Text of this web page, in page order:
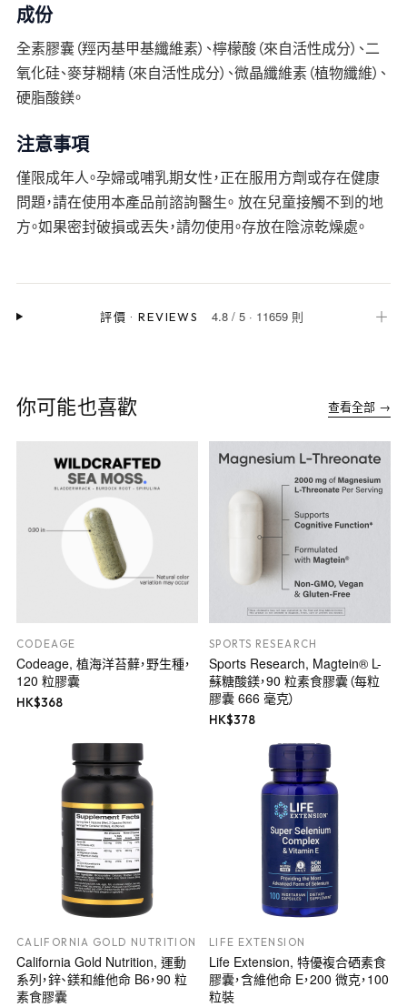
成份
全素膠囊（羥丙基甲基纖維素）、檸檬酸（來自活性成分）、二
氧化硅、麥芽糊精（來自活性成分）、微晶纖維素（植物纖維）、
硬脂酸鎂。
注意事項
僅限成年人。孕婦或哺乳期女性，正在服用方劑或存在健康
問題，請在使用本產品前諮詢醫生。 放在兒童接觸不到的地
方。如果密封破損或丟失，請勿使用。存放在陰涼乾燥處。
評價 ·REVIEWS 4.8/ 5· 11659 則 ＋
你可能也喜歡 查看全部 →
CODEAGE
Codeage, 植海洋苔蘚，野生種，
120 粒膠囊
HK$368
SPORTS RESEARCH
Sports Research, Magtein® L-
蘇糖酸鎂，90 粒素食膠囊（每粒
膠囊 666 毫克）
HK$378
CALIFORNIA GOLD NUTRITION
California Gold Nutrition, 運動
系列，鋅、鎂和維他命 B6，90 粒
素食膠囊
LIFE EXTENSION
Life Extension, 特優複合硒素食
膠囊，含維他命 E，200 微克，100
粒裝